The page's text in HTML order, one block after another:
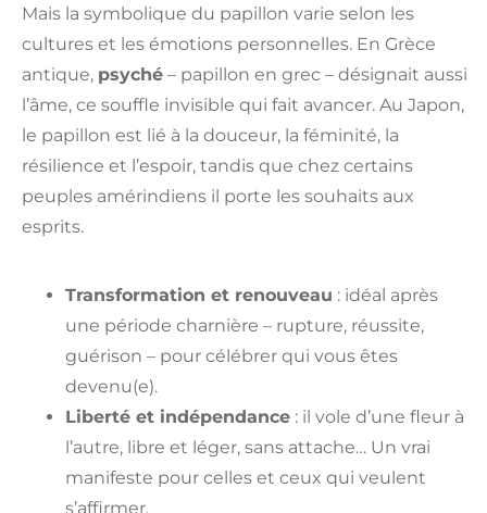
Mais la symbolique du papillon varie selon les
cultures et les émotions personnelles. En Grèce
antique, psyché – papillon en grec – désignait aussi
l’âme, ce souffle invisible qui fait avancer. Au Japon,
le papillon est lié à la douceur, la féminité, la
résilience et l’espoir, tandis que chez certains
peuples amérindiens il porte les souhaits aux
esprits.
Transformation et renouveau : idéal après
une période charnière – rupture, réussite,
guérison – pour célébrer qui vous êtes
devenu(e).
Liberté et indépendance : il vole d’une fleur à
l’autre, libre et léger, sans attache… Un vrai
manifeste pour celles et ceux qui veulent
s’affirmer.